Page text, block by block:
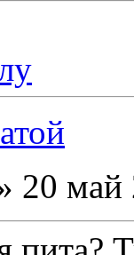
20 май